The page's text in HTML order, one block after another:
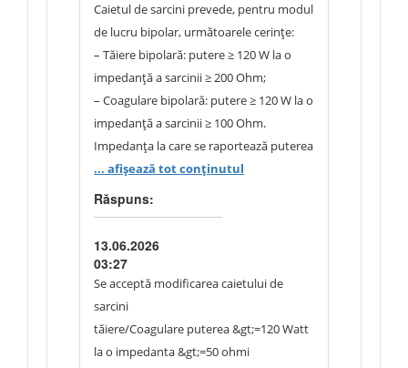
Caietul de sarcini prevede, pentru modul
de lucru bipolar, următoarele cerințe:
– Tăiere bipolară: putere ≥ 120 W la o
impedanță a sarcinii ≥ 200 Ohm;
– Coagulare bipolară: putere ≥ 120 W la o
impedanță a sarcinii ≥ 100 Ohm.
Impedanța la care se raportează puterea
de ieșire în modul bipolar reflectă
rezistența electrică a țesutului tratat. În
practica chirurgicală curentă
ginecologie, ORL), impedanța țesuturilor
vascularizate, asupra cărora se aplică
predominant tehnica bipolară, se
situează în intervalul uzual de
aproximativ 50 Ohm.
... afișează tot conținutul
Răspuns:
13.06.2026
03:27
Se acceptă modificarea caietului de
sarcini
tăiere/Coagulare puterea &gt;=120 Watt
la o impedanta &gt;=50 ohmi